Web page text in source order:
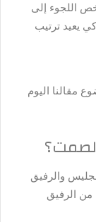
اللجوء إلى
يعيد ترتيب
مقالنا اليوم
والرفيق
الرفيق